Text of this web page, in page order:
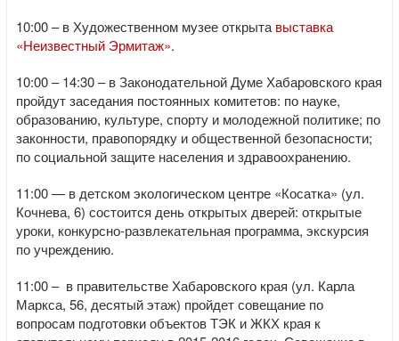
10:00 – в Художественном музее открыта выставка
«Неизвестный Эрмитаж».
10:00 – 14:30 – в Законодательной Думе Хабаровского края
пройдут заседания постоянных комитетов: по науке,
образованию, культуре, спорту и молодежной политике; по
законности, правопорядку и общественной безопасности;
по социальной защите населения и здравоохранению.
11:00 — в детском экологическом центре «Косатка» (ул.
Кочнева, 6) состоится день открытых дверей: открытые
уроки, конкурсно-развлекательная программа, экскурсия
по учреждению.
11:00 – в правительстве Хабаровского края (ул. Карла
Маркса, 56, десятый этаж) пройдет совещание по
вопросам подготовки объектов ТЭК и ЖКХ края к